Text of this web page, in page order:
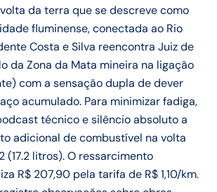
da terra que se descreve como
fluminense, conectada ao Rio
Costa e Silva reencontra Juiz de
da Zona da Mata mineira na ligação
com a sensação dupla de dever
acumulado. Para minimizar fadiga,
técnico e silêncio absoluto a
adicional de combustível na volta
(17.2 litros). O ressarcimento
R$ 207,90 pela tarifa de R$ 1,10/km.